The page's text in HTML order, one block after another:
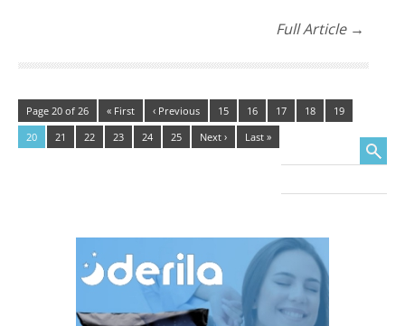
Full Article →
Page 20 of 26 « First ‹ Previous 15 16 17 18
19
20
21 22 23 24 25 Next › Last » Search